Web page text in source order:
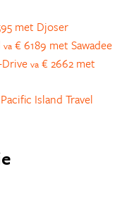
met Djoser
va € 6189 met Sawadee
va € 2662 met
Island Travel